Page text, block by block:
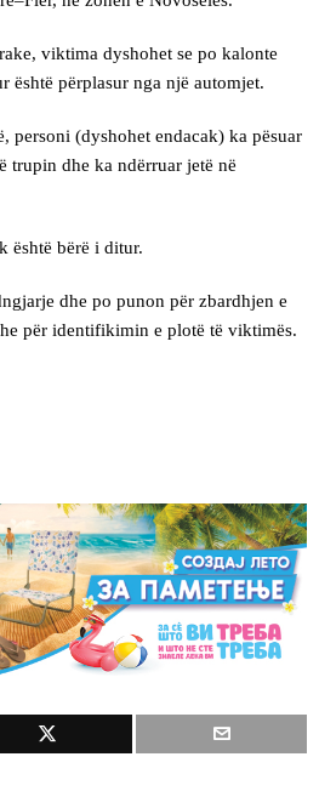
viktima dyshohet se po kalonte
është përplasur nga një automjet.
personi (dyshohet endacak) ka pësuar
trupin dhe ka ndërruar jetë në
është bërë i ditur.
dhe po punon për zbardhjen e
për identifikimin e plotë të viktimës.